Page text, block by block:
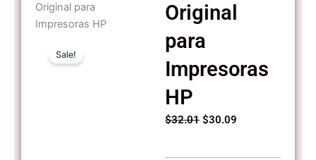
Original para
Impresoras HP
Sale!
Original
para
Impresoras
HP
$32.01 Original
$30.09